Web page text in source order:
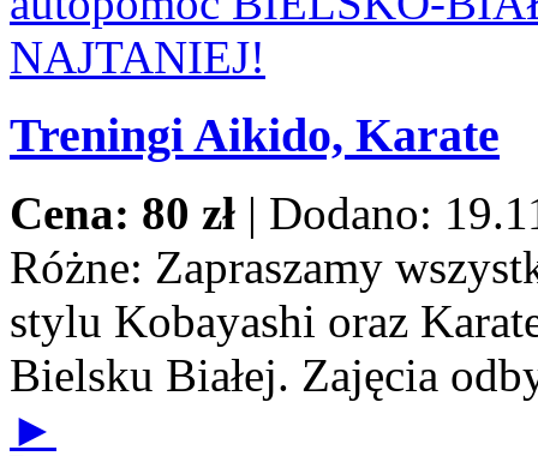
Treningi Aikido, Karate
Cena: 80 zł | Dodano:
Różne: Zapraszamy
stylu Kobayashi oraz
Bielsku Białej. Zajęcia
►